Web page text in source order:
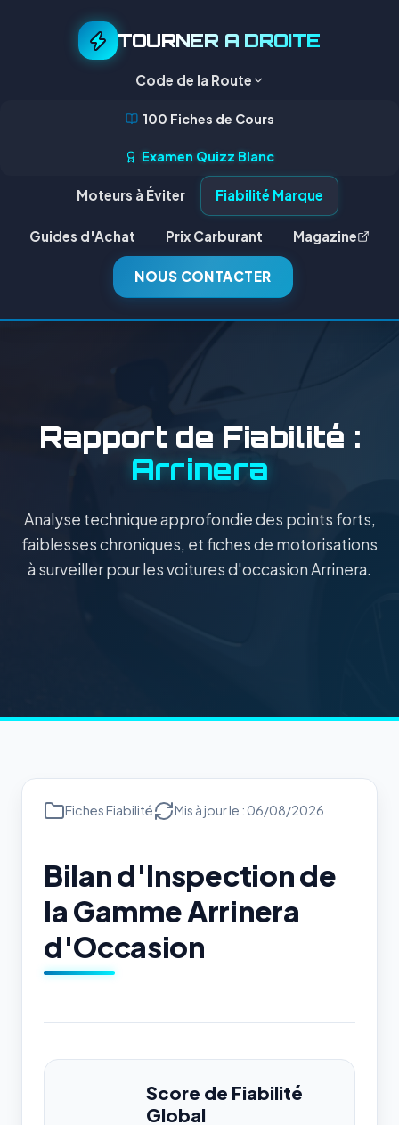
TOURNER A DROITE
Code de la Route
100 Fiches de Cours
Examen Quizz Blanc
Moteurs à Éviter Fiabilité Marque
Guides d'Achat Prix Carburant Magazine
NOUS CONTACTER
Rapport de Fiabilité :
Arrinera
Analyse technique approfondie des points forts,
faiblesses chroniques, et fiches de motorisations
à surveiller pour les voitures d'occasion Arrinera.
Fiches Fiabilité Mis à jour le : 06/08/2026
Bilan d'Inspection de
la Gamme Arrinera
d'Occasion
Score de Fiabilité
Global